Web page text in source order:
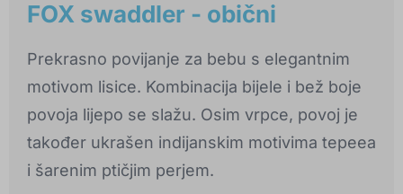
FOX swaddler - obični
Prekrasno povijanje za bebu s elegantnim
motivom lisice. Kombinacija bijele i bež boje
povoja lijepo se slažu. Osim vrpce, povoj je
također ukrašen indijanskim motivima tepeea
i šarenim ptičjim perjem.